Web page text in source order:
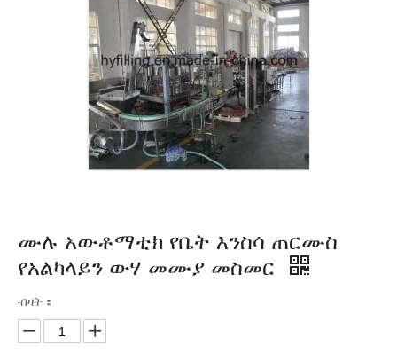
ሙሉ አውቶማቲክ የቤት እንስሳ ጠርሙስ
የአልካላይን ውሃ መሙያ መስመር
ብዛት：